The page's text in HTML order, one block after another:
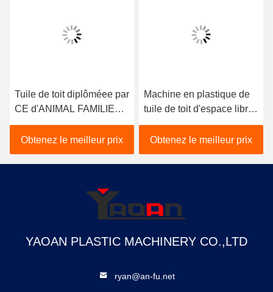
Tuile de toit diplôméee par
CE d'ANIMAL FAMILIER
faisant la machine,
machine de fabrication de
tuile de toit d'ANIMAL
FAMILIER
Obtenez le meilleur prix
Machine en plastique de
tuile de toit d'espace libre
de PVC pour le moteur
transparent de Siemens
de tuiles de toit
Obtenez le meilleur prix
YAOAN PLASTIC MACHINERY CO.,LTD
ryan@an-fu.net